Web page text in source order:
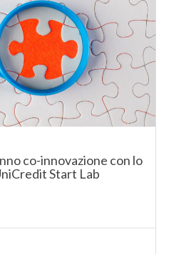
co-innovazione con lo
Start Lab